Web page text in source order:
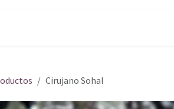
Cirujano Sohal